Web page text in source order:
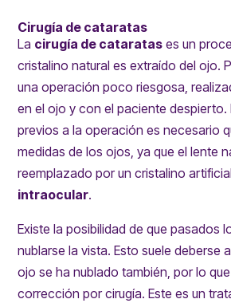
Cirugía de cataratas
La cirugía de cataratas es un
cristalino natural es extraído del ojo.
una operación poco riesgosa,
en el ojo y con el paciente despierto.
previos a la operación es necesario
medidas de los ojos, ya que el lente
reemplazado por un cristalino
intraocular.
Existe la posibilidad de que pasados
nublarse la vista. Esto suele deberse
ojo se ha nublado también, por lo
corrección por cirugía. Este es un